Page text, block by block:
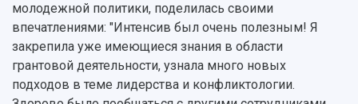
молодежной политики, поделилась своими
впечатлениями: "Интенсив был очень полезным! Я
закрепила уже имеющиеся знания в области
грантовой деятельности, узнала много новых
подходов в теме лидерства и конфликтологии.